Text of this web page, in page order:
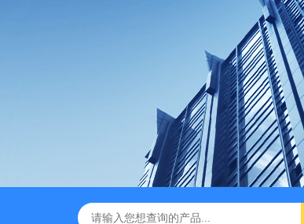
伞型双曲面立式搅拌机 WNG5二沉池刮吸泥机原